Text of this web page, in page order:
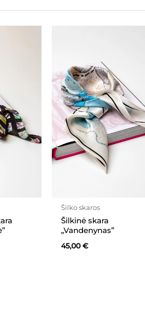
Šilko skaros
Šilkinė skara
„Vandenynas”
45,00€